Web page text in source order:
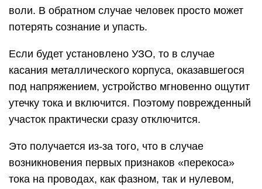
воли. В обратном случае человек просто может
потерять сознание и упасть.
Если будет установлено УЗО, то в случае
касания металлического корпуса, оказавшегося
под напряжением, устройство мгновенно ощутит
утечку тока и включится. Поэтому поврежденный
участок практически сразу отключится.
Это получается из-за того, что в случае
возникновения первых признаков «перекоса»
тока на проводах, как фазном, так и нулевом,